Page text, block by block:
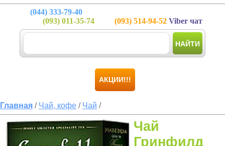
(044) 333-79-40
(093) 011-35-74 (093) 514-94-52 Viber чат
НАЙТИ
АКЦИИ!!!
Главная / Чай, кофе / Чай /
Чай
Гринфилд